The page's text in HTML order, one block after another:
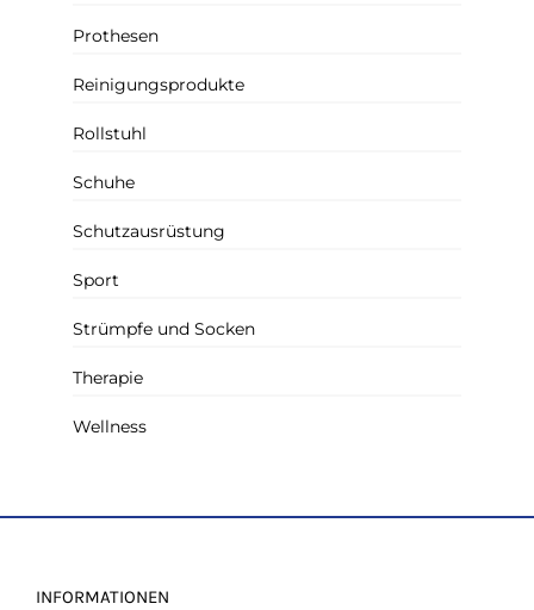
Prothesen
Reinigungsprodukte
Rollstuhl
Schuhe
Schutzausrüstung
Sport
Strümpfe und Socken
Therapie
Wellness
INFORMATIONEN